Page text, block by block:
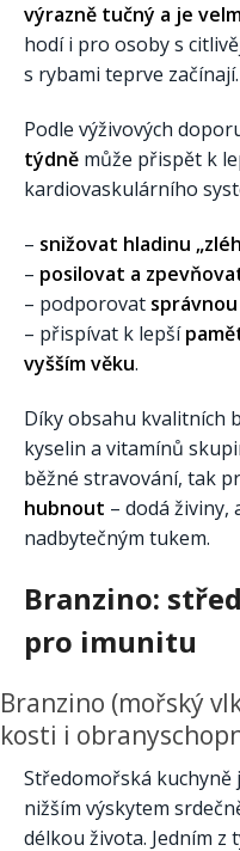
výrazně tučný a je
hodí i pro osoby s
s rybami teprve začínají.
Podle výživových
týdně může přispět k
kardiovaskulárního
– snižovat hladinu
– posilovat a
– podporovat
– přispívat k lepší
vyšším věku.
Díky obsahu kvalitních
kyselin a vitamínů
běžné stravování, tak
hubnout – dodá živiny,
nadbytečným tukem.
Branzino:
pro imunitu
Branzino (mořský
kosti i
Středomořská kuchyně
nižším výskytem
délkou života. Jedním z